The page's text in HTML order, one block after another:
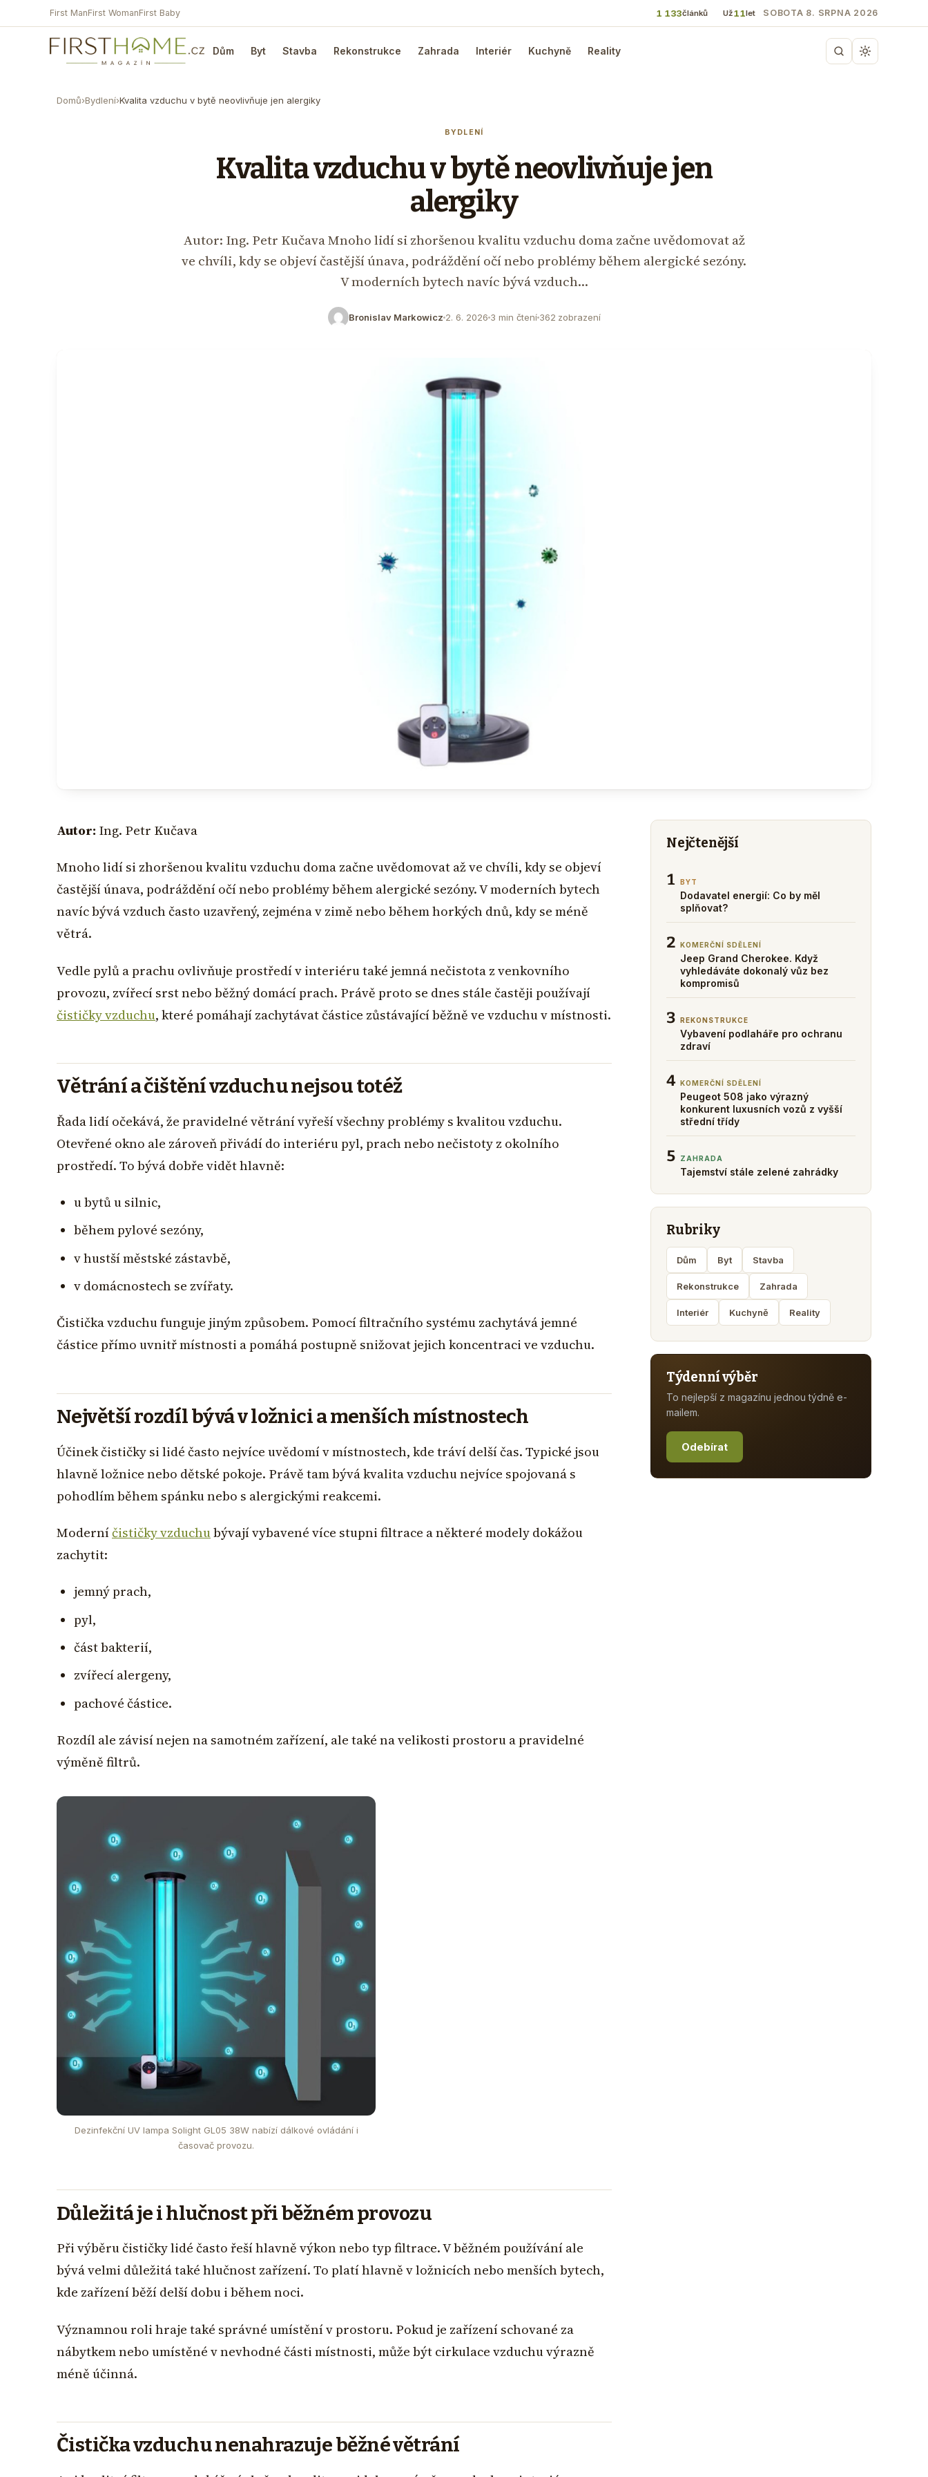
First ManFirst WomanFirst Baby 1 133článků Už11let SOBOTA 8. SRPNA 2026
Dům Byt Stavba Rekonstrukce Zahrada Interiér Kuchyně Reality
Domů›Bydlení›Kvalita vzduchu v bytě neovlivňuje jen alergiky
BYDLENÍ
Kvalita vzduchu v bytě neovlivňuje jen
alergiky
Autor: Ing. Petr Kučava Mnoho lidí si zhoršenou kvalitu vzduchu doma začne uvědomovat až
ve chvíli, kdy se objeví častější únava, podráždění očí nebo problémy během alergické sezóny.
V moderních bytech navíc bývá vzduch…
Bronislav Markowicz 2. 6. 2026 3 min čtení362 zobrazení
Autor: Ing. Petr Kučava
Mnoho lidí si zhoršenou kvalitu vzduchu doma začne uvědomovat až ve chvíli, kdy se objeví
častější únava, podráždění očí nebo problémy během alergické sezóny. V moderních bytech
navíc bývá vzduch často uzavřený, zejména v zimě nebo během horkých dnů, kdy se méně
větrá.
Vedle pylů a prachu ovlivňuje prostředí v interiéru také jemná nečistota z venkovního
provozu, zvířecí srst nebo běžný domácí prach. Právě proto se dnes stále častěji používají
čističky vzduchu, které pomáhají zachytávat částice zůstávající běžně ve vzduchu v místnosti.
Větrání a čištění vzduchu nejsou totéž
Řada lidí očekává, že pravidelné větrání vyřeší všechny problémy s kvalitou vzduchu.
Otevřené okno ale zároveň přivádí do interiéru pyl, prach nebo nečistoty z okolního
prostředí. To bývá dobře vidět hlavně:
u bytů u silnic,
během pylové sezóny,
v hustší městské zástavbě,
v domácnostech se zvířaty.
Čistička vzduchu funguje jiným způsobem. Pomocí filtračního systému zachytává jemné
částice přímo uvnitř místnosti a pomáhá postupně snižovat jejich koncentraci ve vzduchu.
Největší rozdíl bývá v ložnici a menších místnostech
Účinek čističky si lidé často nejvíce uvědomí v místnostech, kde tráví delší čas. Typické jsou
hlavně ložnice nebo dětské pokoje. Právě tam bývá kvalita vzduchu nejvíce spojovaná s
pohodlím během spánku nebo s alergickými reakcemi.
Moderní čističky vzduchubývají vybavené více stupni filtrace a některé modely dokážou
zachytit:
jemný prach,
pyl,
část bakterií,
zvířecí alergeny,
pachové částice.
Rozdíl ale závisí nejen na samotném zařízení, ale také na velikosti prostoru a pravidelné
výměně filtrů.
Dezinfekční UV lampa Solight GL05 38W nabízí dálkové ovládání i
časovač provozu.
Důležitá je i hlučnost při běžném provozu
Při výběru čističky lidé často řeší hlavně výkon nebo typ filtrace. V běžném používání ale
bývá velmi důležitá také hlučnost zařízení. To platí hlavně v ložnicích nebo menších bytech,
kde zařízení běží delší dobu i během noci.
Významnou roli hraje také správné umístění v prostoru. Pokud je zařízení schované za
nábytkem nebo umístěné v nevhodné části místnosti, může být cirkulace vzduchu výrazně
méně účinná.
Čistička vzduchu nenahrazuje běžné větrání
Nejčtenější
1 BYT
Dodavatel energií: Co by měl
splňovat?
2 KOMERČNÍ SDĚLENÍ
Jeep Grand Cherokee. Když
vyhledáváte dokonalý vůz bez
kompromisů
3 REKONSTRUKCE
Vybavení podlaháře pro ochranu
zdraví
4 KOMERČNÍ SDĚLENÍ
Peugeot 508 jako výrazný
konkurent luxusních vozů z vyšší
střední třídy
5 ZAHRADA
Tajemství stále zelené zahrádky
Rubriky
Dům Byt Stavba
Rekonstrukce Zahrada
Interiér Kuchyně Reality
Týdenní výběr
To nejlepší z magazínu jednou týdně e-
mailem.
Odebírat